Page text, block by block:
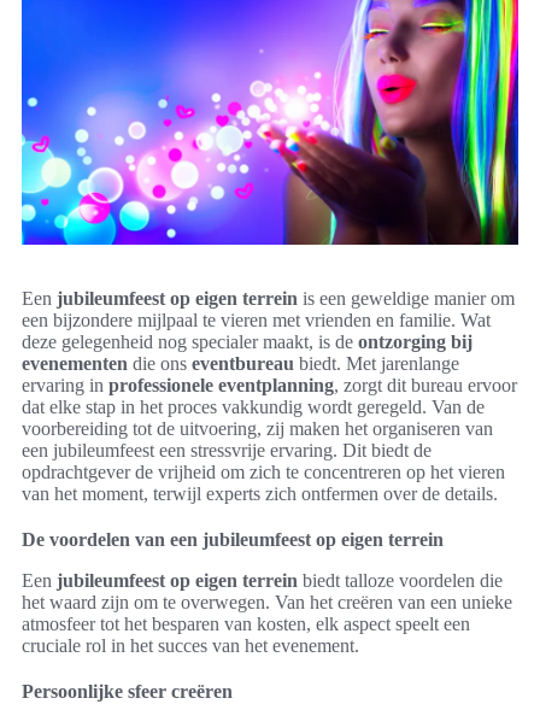
Een jubileumfeest op eigen terrein is een geweldige manier om
een bijzondere mijlpaal te vieren met vrienden en familie. Wat
deze gelegenheid nog specialer maakt, is de ontzorging bij
evenementen die ons eventbureau biedt. Met jarenlange
ervaring in professionele eventplanning, zorgt dit bureau ervoor
dat elke stap in het proces vakkundig wordt geregeld. Van de
voorbereiding tot de uitvoering, zij maken het organiseren van
een jubileumfeest een stressvrije ervaring. Dit biedt de
opdrachtgever de vrijheid om zich te concentreren op het vieren
van het moment, terwijl experts zich ontfermen over de details.
De voordelen van een jubileumfeest op eigen terrein
Een jubileumfeest op eigen terrein biedt talloze voordelen die
het waard zijn om te overwegen. Van het creëren van een unieke
atmosfeer tot het besparen van kosten, elk aspect speelt een
cruciale rol in het succes van het evenement.
Persoonlijke sfeer creëren